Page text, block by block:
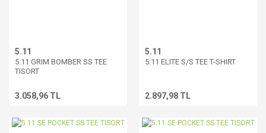
5.11
5.11 GRIM BOMBER SS TEE
TISORT
3.058,96 TL
5.11
5.11 ELITE S/S TEE T-SHIRT
2.897,98 TL